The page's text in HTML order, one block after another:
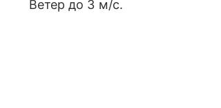
Ветер до 3 м/с.